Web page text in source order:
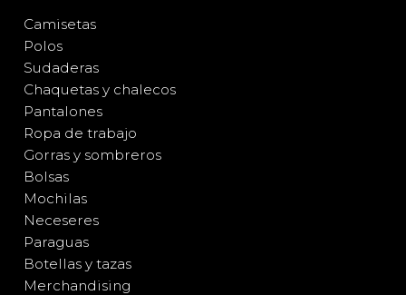
Camisetas
Polos
Sudaderas
Chaquetas y chalecos
Pantalones
Ropa de trabajo
Gorras y sombreros
Bolsas
Mochilas
Neceseres
Paraguas
Botellas y tazas
Merchandising